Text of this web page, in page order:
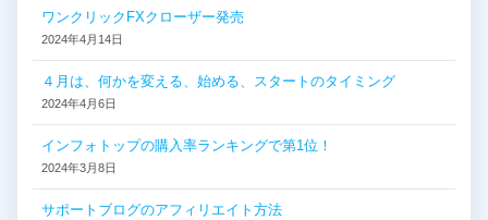
シ
ワンクリックFXクローザー発売
2024年4月14日
４月は、何かを変える、始める、スタートのタイミング
2024年4月6日
インフォトップの購入率ランキングで第1位！
2024年3月8日
サポートブログのアフィリエイト方法